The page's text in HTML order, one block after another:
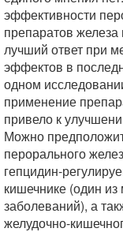
эффективности
препаратов железа
лучший ответ при
эффектов в
одном
применение
привело к
Можно
перорального
гепцидин-
кишечнике (один
заболеваний), а
желудочно-